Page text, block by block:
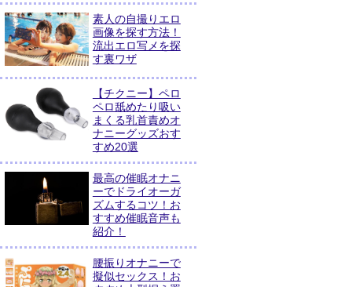
素人の自撮りエロ
画像を探す方法！
流出エロ写メを探
す裏ワザ
【チクニー】ペロ
ペロ舐めたり吸い
まくる乳首責めオ
ナニーグッズおす
すめ20選
最高の催眠オナニ
ーでドライオーガ
ズムするコツ！お
すすめ催眠音声も
紹介！
腰振りオナニーで
擬似セックス！お